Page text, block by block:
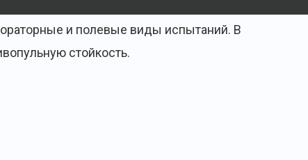
и полевые виды испытаний. В
стойкость.